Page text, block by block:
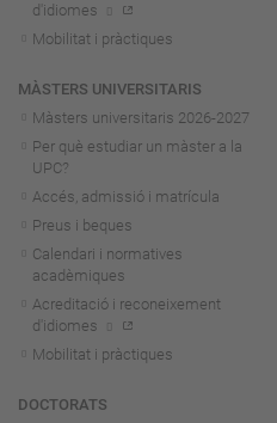
d'idiomes
Mobilitat i pràctiques
MÀSTERS UNIVERSITARIS
Màsters universitaris 2026-2027
Per què estudiar un màster a la
UPC?
Accés, admissió i matrícula
Preus i beques
Calendari i normatives
acadèmiques
Acreditació i reconeixement
d'idiomes
Mobilitat i pràctiques
DOCTORATS